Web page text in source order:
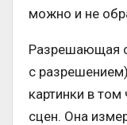
можно и не
Разрешающая
с
картинки в
сцен. Она